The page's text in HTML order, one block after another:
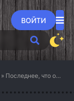
ВОЙТИ
» Последнее, что он сказал мне (2026)